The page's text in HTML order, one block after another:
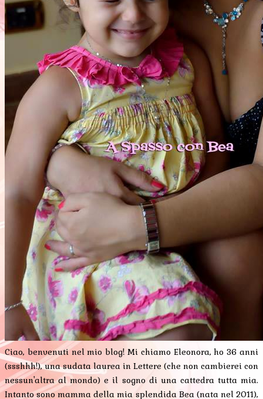
Ciao, benvenuti nel mio blog! Mi chiamo Eleonora, ho 36 anni
(ssshhh!), una sudata laurea in Lettere (che non cambierei con
nessun'altra al mondo) e il sogno di una cattedra tutta mia.
Intanto sono mamma della mia splendida Bea (nata nel 2011),